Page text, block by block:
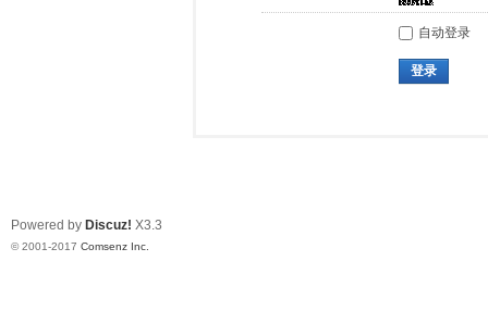
自动登录
登录
Powered by Discuz! X3.3
© 2001-2017 Comsenz Inc.